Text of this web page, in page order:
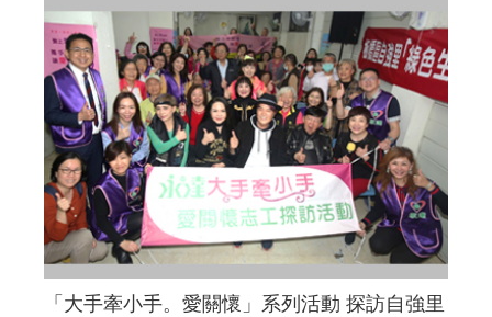
「大手牽小手。愛關懷」系列活動 探訪自強里